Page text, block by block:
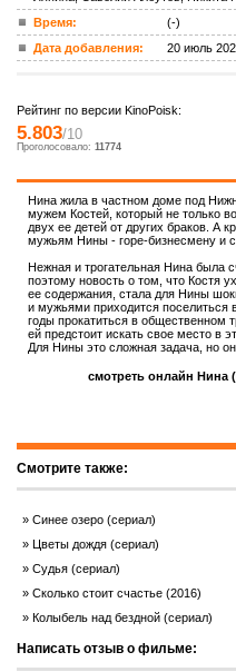
Время:
(-)
Дата добавления:
20 июль
Рейтинг по версии KinoPoisk:
5.803/10
Проголосовало: 11774
Нина жила в частном доме под
мужем Костей, который не только
двух ее детей от других браков. А
мужьям Нины - горе-бизнесмену и
Нежная и трогательная Нина была
поэтому новость о том, что Костя
ее содержания, стала для Нины
и мужьями приходится поселиться
годы прокатиться в общественном
ей предстоит искать свое место в
Для Нины это сложная задача, но
смотреть онлайн Нина
Смотрите также:
Синее озеро (сериал)
Цветы дождя (сериал)
Судья (сериал)
Сколько стоит счастье (2016)
Колыбель над бездной (сериал)
Написать отзыв о фильме: